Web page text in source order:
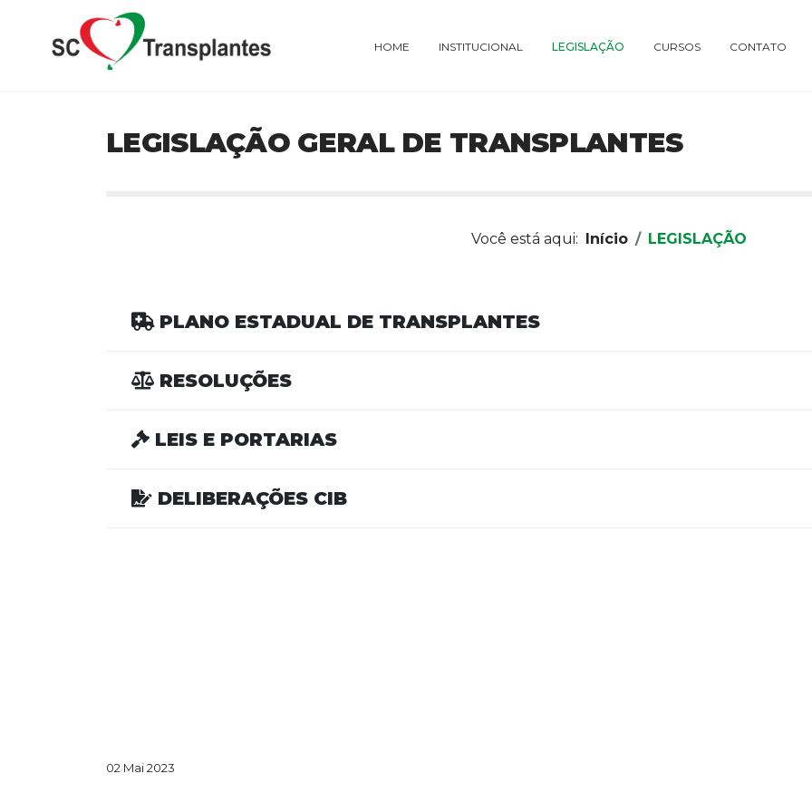
HOME INSTITUCIONAL LEGISLAÇÃO CURSOS CONTATO
LEGISLAÇÃO GERAL DE TRANSPLANTES
Você está aqui: Início LEGISLAÇÃO
PLANO ESTADUAL DE TRANSPLANTES
RESOLUÇÕES
LEIS E PORTARIAS
DELIBERAÇÕES CIB
02 Mai 2023